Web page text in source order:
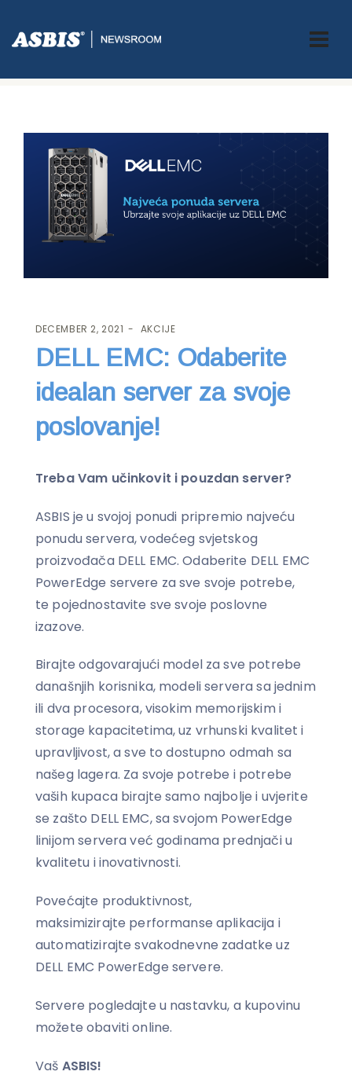
ASBIS.BA>AKCIJE> DELL EMC: ODABERITE IDEALAN SERVER ZA
DECEMBER 2, 2021 AKCIJE
DELL EMC: Odaberite
idealan server za svoje
poslovanje!
Treba Vam učinkovit i pouzdan server?
ASBIS je u svojoj ponudi pripremio najveću
ponudu servera, vodećeg svjetskog
proizvođača DELL EMC. Odaberite DELL EMC
PowerEdge servere za sve svoje potrebe,
te pojednostavite sve svoje poslovne
izazove.
Birajte odgovarajući model za sve potrebe
današnjih korisnika, modeli servera sa jednim
ili dva procesora, visokim memorijskim i
storage kapacitetima, uz vrhunski kvalitet i
upravljivost, a sve to dostupno odmah sa
našeg lagera. Za svoje potrebe i potrebe
vaših kupaca birajte samo najbolje i uvjerite
se zašto DELL EMC, sa svojom PowerEdge
linijom servera već godinama prednjači u
kvalitetu i inovativnosti.
Povećajte produktivnost,
maksimizirajte performanse aplikacija i
automatizirajte svakodnevne zadatke uz
DELL EMC PowerEdge servere.
Servere pogledajte u nastavku, a kupovinu
možete obaviti online.
Vaš ASBIS!